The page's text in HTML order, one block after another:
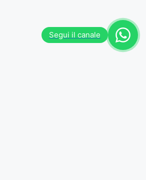
Segui il canale